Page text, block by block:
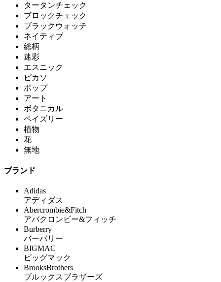
タータンチェック
ブロックチェック
ブラックウォッチ
ネイティブ
総柄
迷彩
エスニック
ピカソ
ポップ
アート
ボタニカル
ペイズリー
植物
花
無地
ブランド
Adidas
アディダス
Abercrombie&Fitch
アバクロンビー&フィッチ
Burberry
バーバリー
BIGMAC
ビッグマック
BrooksBrothers
ブルックスブラザーズ